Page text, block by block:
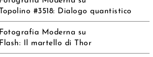
Topolino #3518: Dialogo quantistico
Fotografia Moderna su
Flash: Il martello di Thor